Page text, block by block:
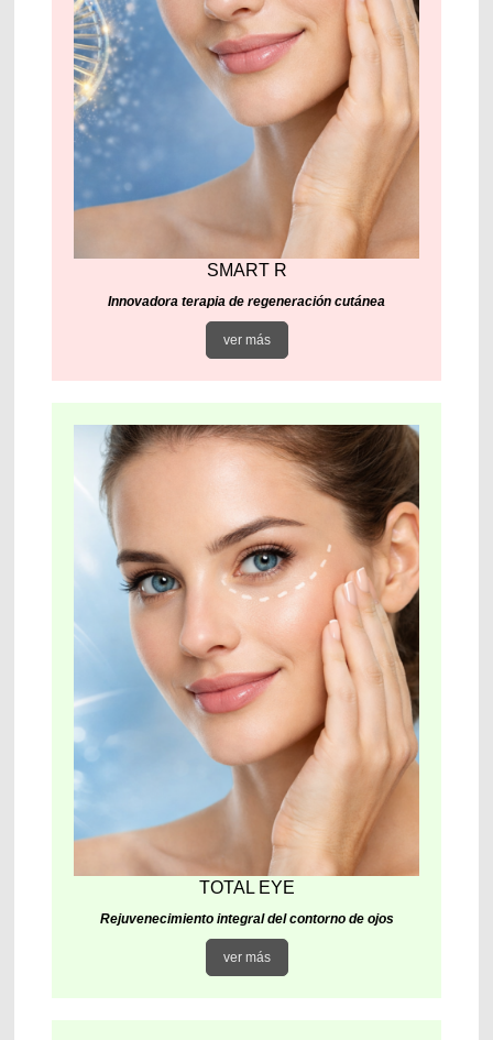
SMART R
Innovadora terapia de regeneración cutánea
ver más
TOTAL EYE
Rejuvenecimiento integral del contorno de ojos
ver más